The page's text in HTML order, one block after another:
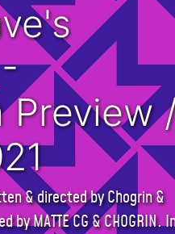
Preview
& directed by Chogrin &
MATTE CG & CHOGRIN.